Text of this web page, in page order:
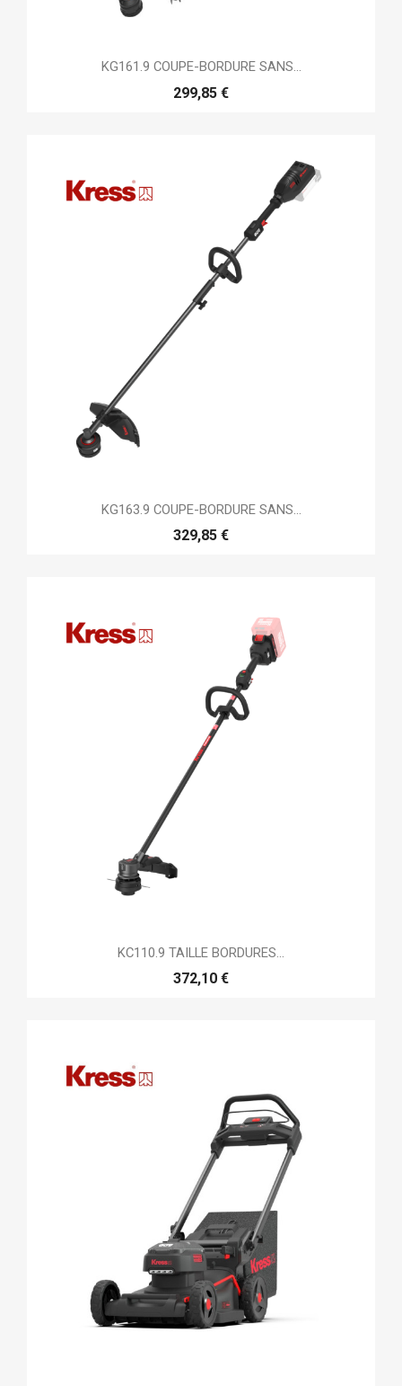
KG161.9 COUPE-BORDURE SANS...
299,85 €
KG163.9 COUPE-BORDURE SANS...
329,85 €
KC110.9 TAILLE BORDURES...
372,10 €